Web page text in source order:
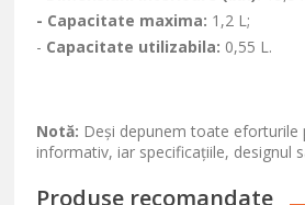
- Capacitate maxima: 1,2 L;
- Capacitate utilizabila: 0,55 L.
Notă: Deși depunem toate
informativ, iar specificațiile, designul
Produse recomandate